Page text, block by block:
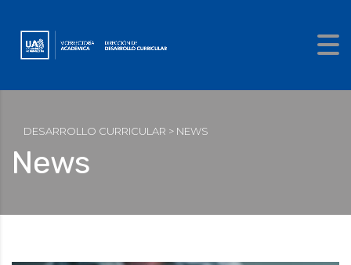
News
DESARROLLO CURRICULAR > NEWS